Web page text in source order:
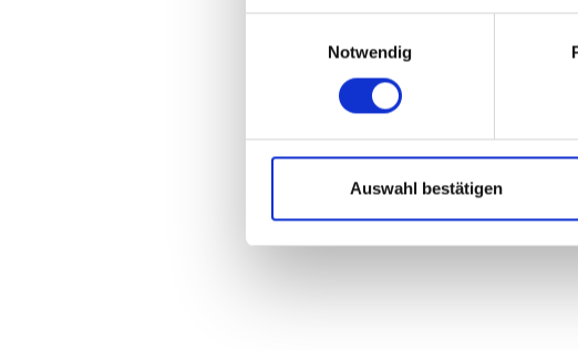
jederzeit unter DATENSCHUTZ
verwendeten externen Komponenten
Notwendig
Auswahl bestätigen